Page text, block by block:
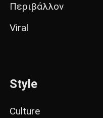
Περιβάλλον
Viral
Style
Culture